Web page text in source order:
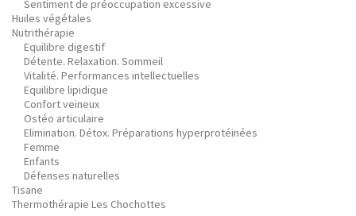
Sentiment de préoccupation excessive
Huiles végétales
Nutrithérapie
Equilibre digestif
Détente. Relaxation. Sommeil
Vitalité. Performances intellectuelles
Equilibre lipidique
Confort veineux
Ostéo articulaire
Elimination. Détox. Préparations hyperprotéinées
Femme
Enfants
Défenses naturelles
Tisane
Thermothérapie Les Chochottes